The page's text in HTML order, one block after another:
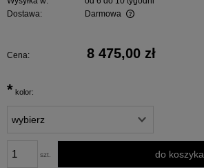
Dostawa:
Darmowa
Cena: 8 475,00 zł
* kolor:
szt. do koszyka